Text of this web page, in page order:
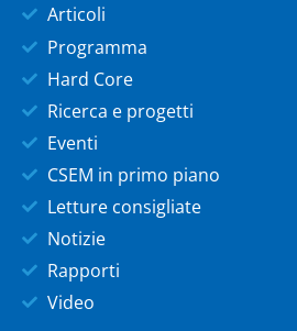
Articoli
Programma
Hard Core
Ricerca e progetti
Eventi
CSEM in primo piano
Letture consigliate
Notizie
Rapporti
Video